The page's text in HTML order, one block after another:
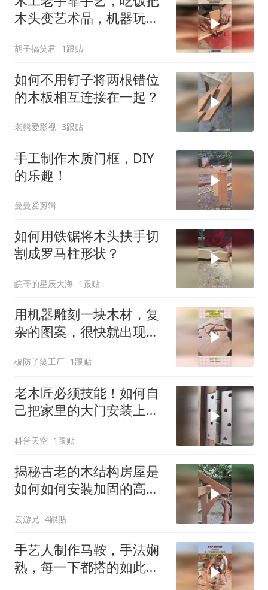
木头变艺术品，机器玩的
胡子搞笑君 1跟贴
如何不用钉子将两根错位
的木板相互连接在一起？
老熊爱影视 3跟贴
手工制作木质门框，DIY
的乐趣！
曼曼爱剪辑
如何用铁锯将木头扶手切
割成罗马柱形状？
皖哥的星辰大海 1跟贴
用机器雕刻一块木材，复
杂的图案，很快就出现在
破防了笑工厂 1跟贴
老木匠必须技能！如何自
己把家里的大门安装上
科普天空 1跟贴
揭秘古老的木结构房屋是
如何如何安装加固的高级
云游兄 4跟贴
手艺人制作马鞍，手法娴
熟，每一下都搭的如此精